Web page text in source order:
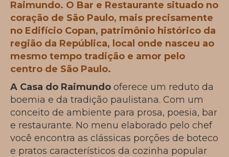
Raimundo. O Bar e Restaurante situado no
coração de São Paulo, mais precisamente
no Edifício Copan, patrimônio histórico da
região da República, local onde nasceu ao
mesmo tempo tradição e amor pelo
centro de São Paulo.
A Casa do Raimundo oferece um reduto da
boemia e da tradição paulistana. Com um
conceito de ambiente para prosa, poesia, bar
e restaurante. No menu elaborado pelo chef
você encontra as clássicas porções de boteco
e pratos característicos da cozinha popular